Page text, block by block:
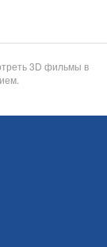
3D фильмы в